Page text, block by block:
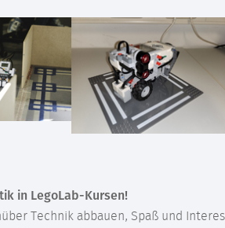
in LegoLab-Kursen!
Technik abbauen, Spaß und